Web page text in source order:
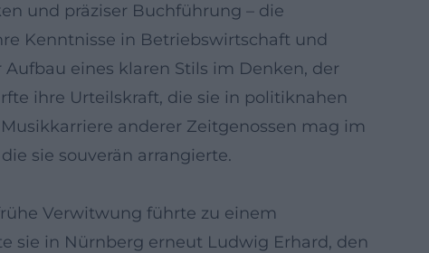
und präziser Buchführung – die
Kenntnisse in Betriebswirtschaft und
eines klaren Stils im Denken, der
ihre Urteilskraft, die sie in politiknahen
anderer Zeitgenossen mag im
sie souverän arrangierte.
Verwitwung führte zu einem
sie in Nürnberg erneut Ludwig Erhard, den